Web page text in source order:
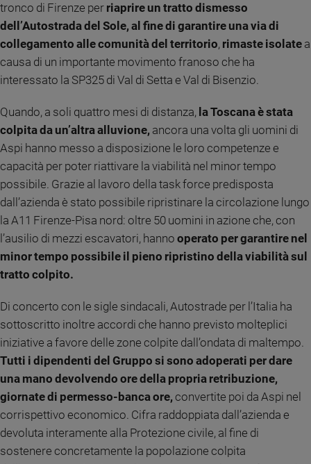
Famiglia
ed
educazione
Genitori
e
Nonni
Coppia
Scuola
e
giovani
Adolescenza
Bioetica
Riflessioni
Podcast
Privacy
tronco di Firenze per riaprire un tratto dismesso
dell’Autostrada del Sole, al fine di garantire una via di
collegamento alle comunità del territorio, rimaste isolate a
causa di un importante movimento franoso che ha
interessato la SP325 di Val di Setta e Val di Bisenzio.
Quando, a soli quattro mesi di distanza, la Toscana è stata
colpita da un’altra alluvione, ancora una volta gli uomini di
Aspi hanno messo a disposizione le loro competenze e
capacità per poter riattivare la viabilità nel minor tempo
possibile. Grazie al lavoro della task force predisposta
dall’azienda è stato possibile ripristinare la circolazione lungo
la A11 Firenze-Pisa nord: oltre 50 uomini in azione che, con
l’ausilio di mezzi escavatori, hanno operato per garantire nel
minor tempo possibile il pieno ripristino della viabilità sul
tratto colpito.
Di concerto con le sigle sindacali, Autostrade per l’Italia ha
sottoscritto inoltre accordi che hanno previsto molteplici
iniziative a favore delle zone colpite dall’ondata di maltempo.
Tutti i dipendenti del Gruppo si sono adoperati per dare
una mano devolvendo ore della propria retribuzione,
giornate di permesso-banca ore, convertite poi da Aspi nel
corrispettivo economico. Cifra raddoppiata dall’azienda e
devoluta interamente alla Protezione civile, al fine di
sostenere concretamente la popolazione colpita